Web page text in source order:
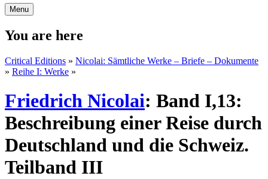
Menu
You are here
Critical Editions » Nicolai: Sämtliche Werke – Briefe – Dokumente
» Reihe I: Werke »
Friedrich Nicolai: Band I,13:
Beschreibung einer Reise durch
Deutschland und die Schweiz.
Teilband III